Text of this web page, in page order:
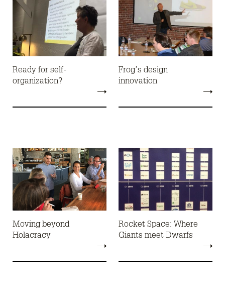
Ready for self-
organization?
Frog’s design
innovation
Moving beyond
Holacracy
Rocket Space: Where
Giants meet Dwarfs